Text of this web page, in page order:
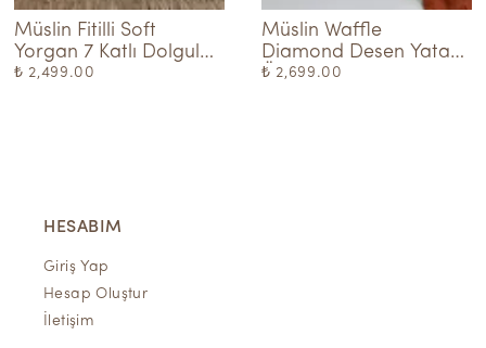
Müslin Fitilli Soft
Yorgan 7 Katlı Dolgulu
Mürdüm
₺ 2,499.00
Müslin Waffle
Diamond Desen Yatak
Örtüsü - Tarçın
₺ 2,699.00
HESABIM
Giriş Yap
Hesap Oluştur
İletişim